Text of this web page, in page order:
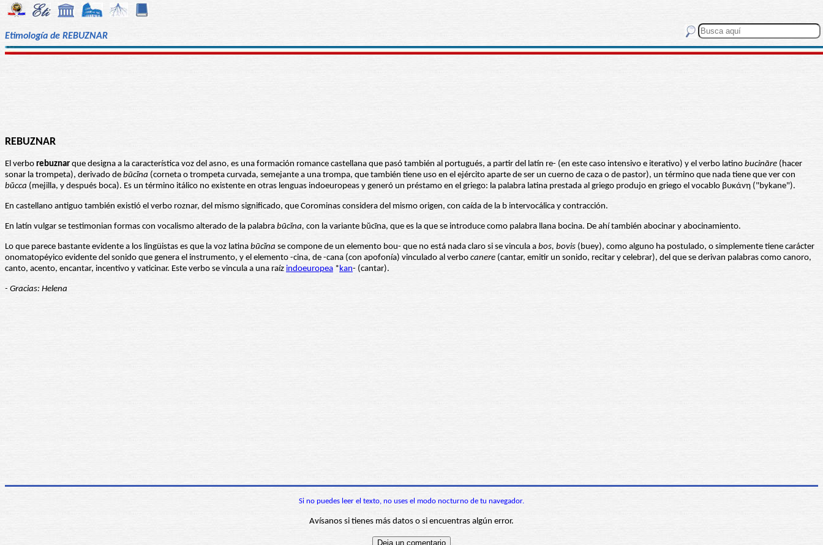
Etimología de REBUZNAR
REBUZNAR
El verbo rebuznar que designa a la característica voz del asno, es una formación romance castellana que pasó también al portugués, a partir del latín re- (en este caso intensivo e iterativo) y el verbo latino bucināre (hacer
sonar la trompeta), derivado de būcĭna (corneta o trompeta curvada, semejante a una trompa, que también tiene uso en el ejército aparte de ser un cuerno de caza o de pastor), un término que nada tiene que ver con
bŭcca (mejilla, y después boca). Es un término itálico no existente en otras lenguas indoeuropeas y generó un préstamo en el griego: la palabra latina prestada al griego produjo en griego el vocablo βυκάνη ("bykane").
En castellano antiguo también existió el verbo roznar, del mismo significado, que Corominas considera del mismo origen, con caída de la b intervocálica y contracción.
En latín vulgar se testimonian formas con vocalismo alterado de la palabra būcĭna, con la variante bŭcīna, que es la que se introduce como palabra llana bocina. De ahí también abocinar y abocinamiento.
Lo que parece bastante evidente a los lingüistas es que la voz latina būcĭna se compone de un elemento bou- que no está nada claro si se vincula a bos, bovis (buey), como alguno ha postulado, o simplemente tiene carácter
onomatopéyico evidente del sonido que genera el instrumento, y el elemento -cina, de -cana (con apofonía) vinculado al verbo canere (cantar, emitir un sonido, recitar y celebrar), del que se derivan palabras como canoro,
canto, acento, encantar, incentivo y vaticinar. Este verbo se vincula a una raíz indoeuropea *kan- (cantar).
- Gracias: Helena
Si no puedes leer el texto, no uses el modo nocturno de tu navegador.
Avísanos si tienes más datos o si encuentras algún error.